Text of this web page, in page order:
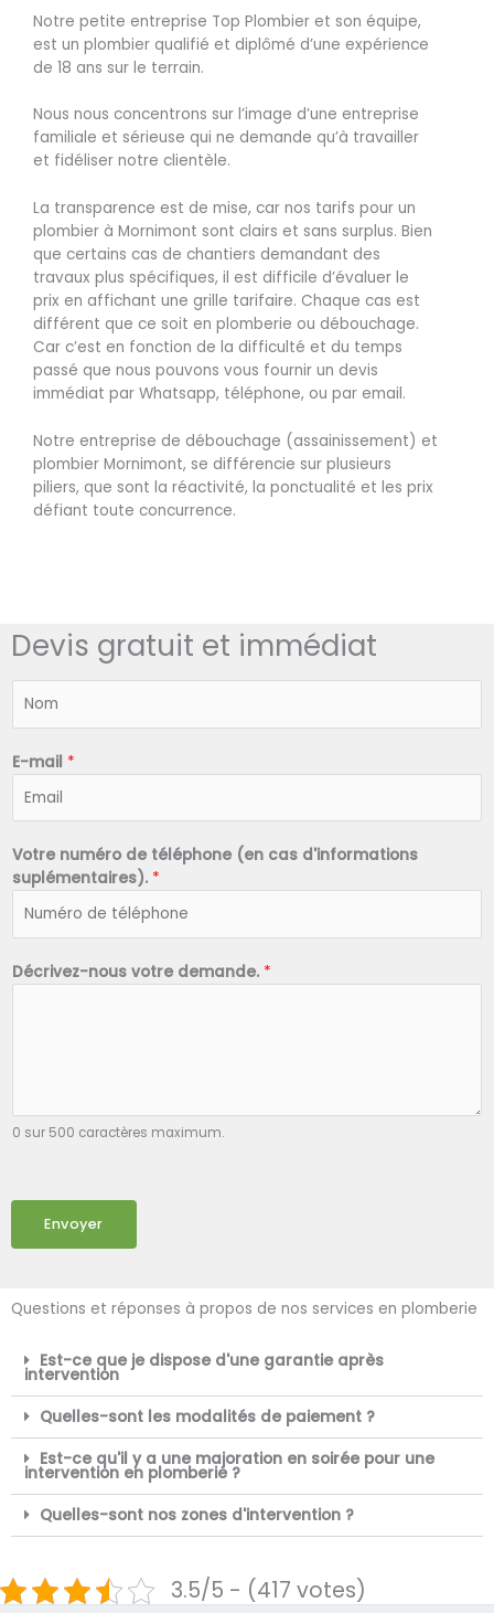
Notre petite entreprise Top Plombier et son équipe,
est un plombier qualifié et diplômé d’une expérience
de 18 ans sur le terrain.
Nous nous concentrons sur l’image d’une entreprise
familiale et sérieuse qui ne demande qu’à travailler
et fidéliser notre clientèle.
La transparence est de mise, car nos tarifs pour un
plombier à Mornimont sont clairs et sans surplus. Bien
que certains cas de chantiers demandant des
travaux plus spécifiques, il est difficile d’évaluer le
prix en affichant une grille tarifaire. Chaque cas est
différent que ce soit en plomberie ou débouchage.
Car c’est en fonction de la difficulté et du temps
passé que nous pouvons vous fournir un devis
immédiat par Whatsapp, téléphone, ou par email.
Notre entreprise de débouchage (assainissement) et
plombier Mornimont, se différencie sur plusieurs
piliers, que sont la réactivité, la ponctualité et les prix
défiant toute concurrence.
Devis gratuit et immédiat
*
E-mail *
Votre numéro de téléphone (en cas d'informations
suplémentaires). *
Décrivez-nous votre demande. *
0 sur 500 caractères maximum.
Envoyer
Questions et réponses à propos de nos services en plomberie
Est-ce que je dispose d'une garantie après
intervention
Quelles-sont les modalités de paiement ?
Est-ce qu'il y a une majoration en soirée pour une
intervention en plomberie ?
Quelles-sont nos zones d'intervention ?
3.5/5 - (417 votes)